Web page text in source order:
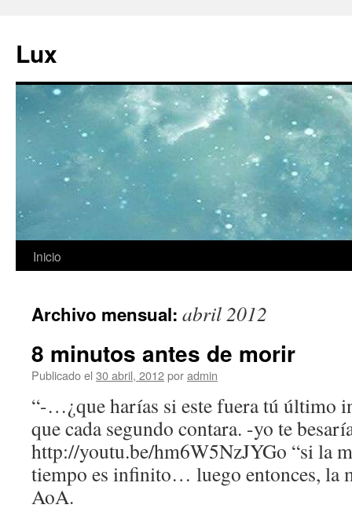
contenido
Lux
Inicio
Archivo mensual: abril 2012
8 minutos antes de morir
Publicado el 30 abril, 2012poradmin
“-…¿que harías si este fuera tú último
que cada segundo contara. -yo te
http://youtu.be/hm6W5NzJYGo “si la
tiempo es infinito… luego entonces, la
AoA.